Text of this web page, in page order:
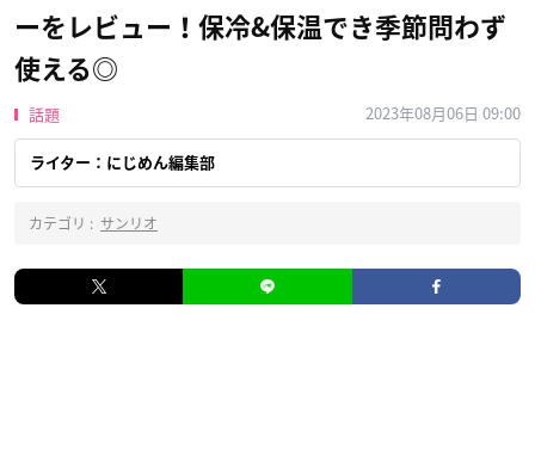
ーをレビュー！保冷&保温でき季節問わず
使える◎
話題 2023年08月06日 09:00
ライター：にじめん編集部
カテゴリ : サンリオ